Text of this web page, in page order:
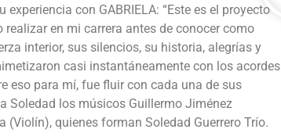
experiencia con GABRIELA: “Este es el proyecto
en mi carrera antes de conocer como
interior, sus silencios, su historia, alegrías y
casi instantáneamente con los acordes
eso para mí, fue fluir con cada una de sus
Soledad los músicos Guillermo Jiménez
(Violín), quienes forman Soledad Guerrero Trío.